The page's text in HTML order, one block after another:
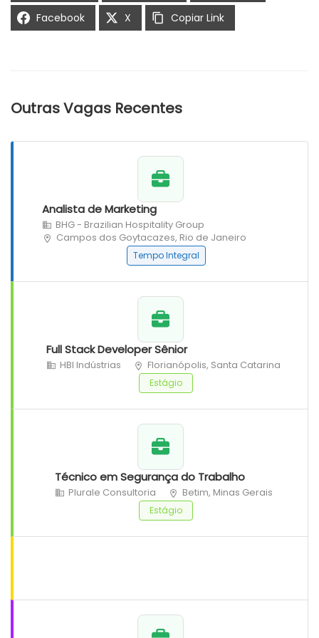
Facebook
X Copiar Link
Outras Vagas Recentes
Analista de Marketing
BHG - Brazilian Hospitality Group
Campos dos Goytacazes, Rio de Janeiro
Tempo Integral
Full Stack Developer Sênior
HBI Indústrias Florianópolis, Santa Catarina
Estágio
Técnico em Segurança do Trabalho
Plurale Consultoria Betim, Minas Gerais
Estágio